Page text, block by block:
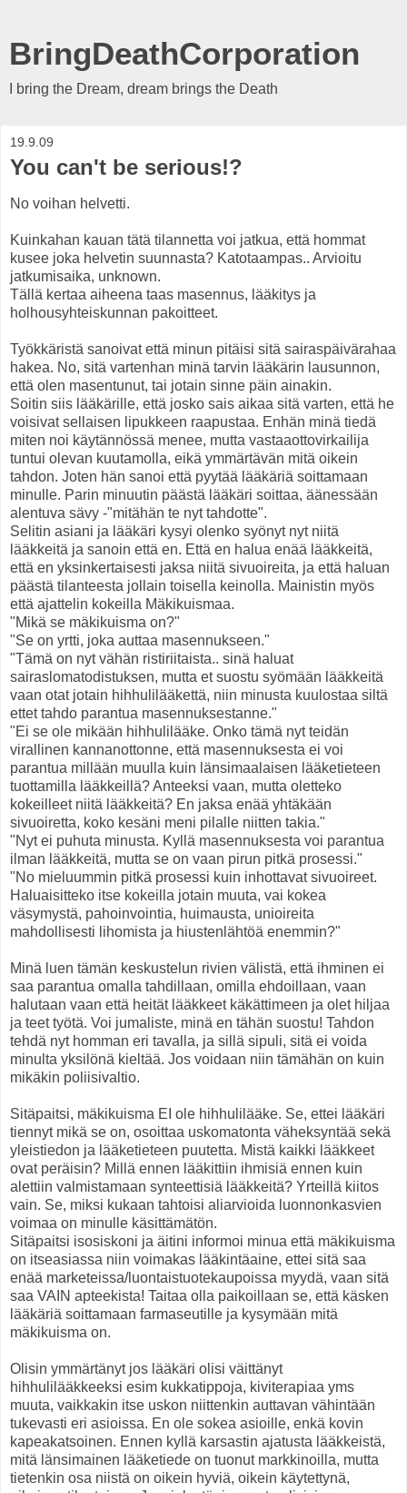
BringDeathCorporation
I bring the Dream, dream brings the Death
19.9.09
You can't be serious!?
No voihan helvetti.
Kuinkahan kauan tätä tilannetta voi jatkua, että hommat
kusee joka helvetin suunnasta? Katotaampas.. Arvioitu
jatkumisaika, unknown.
Tällä kertaa aiheena taas masennus, lääkitys ja
holhousyhteiskunnan pakoitteet.
Työkkäristä sanoivat että minun pitäisi sitä sairaspäivärahaa
hakea. No, sitä vartenhan minä tarvin lääkärin lausunnon,
että olen masentunut, tai jotain sinne päin ainakin.
Soitin siis lääkärille, että josko sais aikaa sitä varten, että he
voisivat sellaisen lipukkeen raapustaa. Enhän minä tiedä
miten noi käytännössä menee, mutta vastaaottovirkailija
tuntui olevan kuutamolla, eikä ymmärtävän mitä oikein
tahdon. Joten hän sanoi että pyytää lääkäriä soittamaan
minulle. Parin minuutin päästä lääkäri soittaa, äänessään
alentuva sävy -"mitähän te nyt tahdotte".
Selitin asiani ja lääkäri kysyi olenko syönyt nyt niitä
lääkkeitä ja sanoin että en. Että en halua enää lääkkeitä,
että en yksinkertaisesti jaksa niitä sivuoireita, ja että haluan
päästä tilanteesta jollain toisella keinolla. Mainistin myös
että ajattelin kokeilla Mäkikuismaa.
"Mikä se mäkikuisma on?"
"Se on yrtti, joka auttaa masennukseen."
"Tämä on nyt vähän ristiriitaista.. sinä haluat
sairaslomatodistuksen, mutta et suostu syömään lääkkeitä
vaan otat jotain hihhulilääkettä, niin minusta kuulostaa siltä
ettet tahdo parantua masennuksestanne."
"Ei se ole mikään hihhulilääke. Onko tämä nyt teidän
virallinen kannanottonne, että masennuksesta ei voi
parantua millään muulla kuin länsimaalaisen lääketieteen
tuottamilla lääkkeillä? Anteeksi vaan, mutta oletteko
kokeilleet niitä lääkkeitä? En jaksa enää yhtäkään
sivuoiretta, koko kesäni meni pilalle niitten takia."
"Nyt ei puhuta minusta. Kyllä masennuksesta voi parantua
ilman lääkkeitä, mutta se on vaan pirun pitkä prosessi."
"No mieluummin pitkä prosessi kuin inhottavat sivuoireet.
Haluaisitteko itse kokeilla jotain muuta, vai kokea
väsymystä, pahoinvointia, huimausta, unioireita
mahdollisesti lihomista ja hiustenlähtöä enemmin?"
Minä luen tämän keskustelun rivien välistä, että ihminen ei
saa parantua omalla tahdillaan, omilla ehdoillaan, vaan
halutaan vaan että heität lääkkeet käkättimeen ja olet hiljaa
ja teet työtä. Voi jumaliste, minä en tähän suostu! Tahdon
tehdä nyt homman eri tavalla, ja sillä sipuli, sitä ei voida
minulta yksilönä kieltää. Jos voidaan niin tämähän on kuin
mikäkin poliisivaltio.
Sitäpaitsi, mäkikuisma EI ole hihhulilääke. Se, ettei lääkäri
tiennyt mikä se on, osoittaa uskomatonta väheksyntää sekä
yleistiedon ja lääketieteen puutetta. Mistä kaikki lääkkeet
ovat peräisin? Millä ennen lääkittiin ihmisiä ennen kuin
alettiin valmistamaan synteettisiä lääkkeitä? Yrteillä kiitos
vain. Se, miksi kukaan tahtoisi aliarvioida luonnonkasvien
voimaa on minulle käsittämätön.
Sitäpaitsi isosiskoni ja äitini informoi minua että mäkikuisma
on itseasiassa niin voimakas lääkintäaine, ettei sitä saa
enää marketeissa/luontaistuotekaupoissa myydä, vaan sitä
saa VAIN apteekista! Taitaa olla paikoillaan se, että käsken
lääkäriä soittamaan farmaseutille ja kysymään mitä
mäkikuisma on.
Olisin ymmärtänyt jos lääkäri olisi väittänyt
hihhulilääkkeeksi esim kukkatippoja, kiviterapiaa yms
muuta, vaikkakin itse uskon niittenkin auttavan vähintään
tukevasti eri asioissa. En ole sokea asioille, enkä kovin
kapeakatsoinen. Ennen kyllä karsastin ajatusta lääkkeistä,
mitä länsimainen lääketiede on tuonut markkinoilla, mutta
tietenkin osa niistä on oikein hyviä, oikein käytettynä,